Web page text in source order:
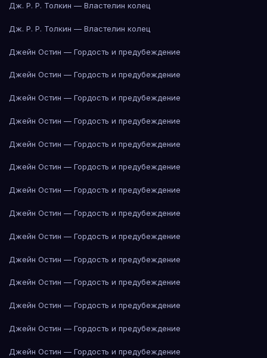
Дж. Р. Р. Толкин — Властелин колец
Дж. Р. Р. Толкин — Властелин колец
Джейн Остин — Гордость и предубеждение
Джейн Остин — Гордость и предубеждение
Джейн Остин — Гордость и предубеждение
Джейн Остин — Гордость и предубеждение
Джейн Остин — Гордость и предубеждение
Джейн Остин — Гордость и предубеждение
Джейн Остин — Гордость и предубеждение
Джейн Остин — Гордость и предубеждение
Джейн Остин — Гордость и предубеждение
Джейн Остин — Гордость и предубеждение
Джейн Остин — Гордость и предубеждение
Джейн Остин — Гордость и предубеждение
Джейн Остин — Гордость и предубеждение
Джейн Остин — Гордость и предубеждение